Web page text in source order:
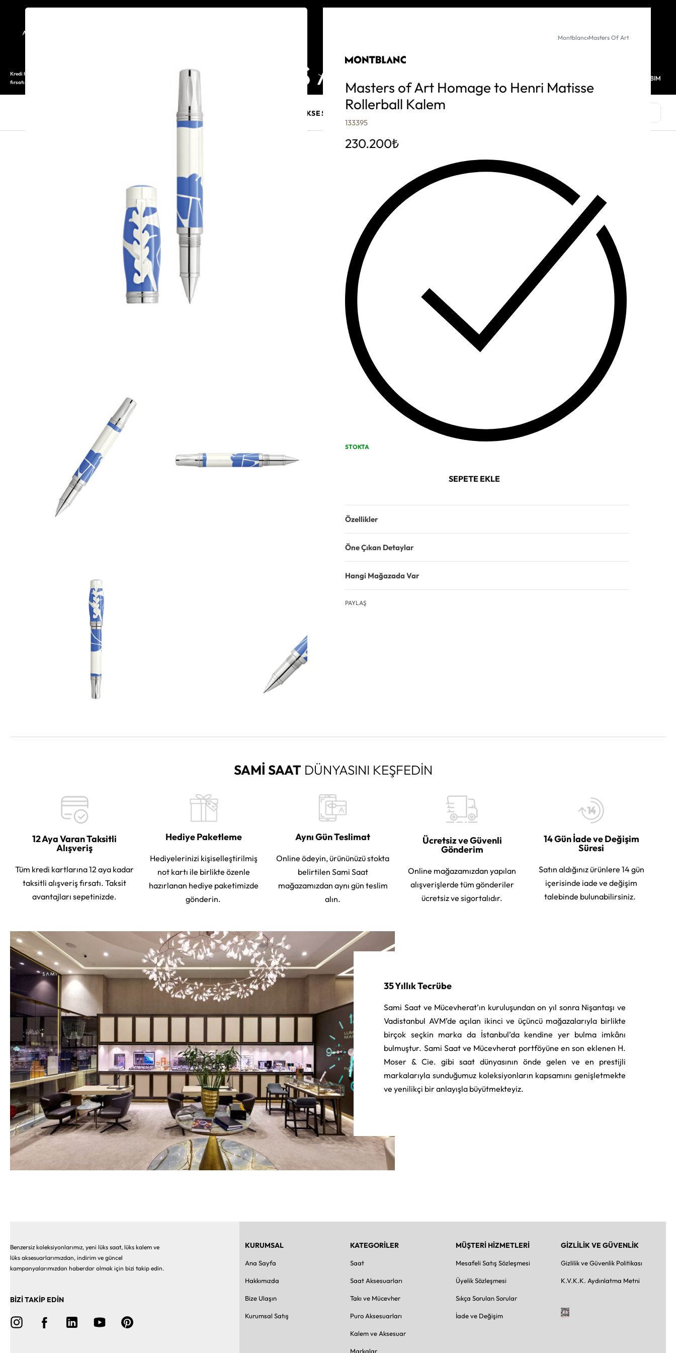
Kredi Kartı ile 12 aya varan taksitli alışveriş imkanı. Üstelik ilk 6 taksite %0 komisyon
fırsatı.
HESABIM
SAAT AKSESUARLARITAKI VE MÜCEVHER PURO AKSESUARLARI
Montblanc›Masters Of Art
Masters of Art Homage to Henri Matisse
Rollerball Kalem
133395
230.200₺
STOKTA
SEPETE EKLE
Özellikler
Öne Çıkan Detaylar
Hangi Mağazada Var
PAYLAŞ
SAMİ SAATDÜNYASINI KEŞFEDİN
12 Aya Varan Taksitli
Alışveriş
Tüm kredi kartlarına 12 aya kadar
taksitli alışveriş fırsatı. Taksit
avantajları sepetinizde.
Hediye Paketleme
Hediyelerinizi kişiselleştirilmiş
not kartı ile birlikte özenle
hazırlanan hediye paketimizde
gönderin.
Aynı Gün Teslimat
Online ödeyin, ürününüzü stokta
belirtilen Sami Saat
mağazamızdan aynı gün teslim
alın.
Ücretsiz ve Güvenli
Gönderim
Online mağazamızdan yapılan
alışverişlerde tüm gönderiler
ücretsiz ve sigortalıdır.
14 Gün İade ve Değişim
Süresi
Satın aldığınız ürünlere 14 gün
içerisinde iade ve değişim
talebinde bulunabilirsiniz.
35 Yıllık Tecrübe
Sami Saat ve Mücevherat’ın kuruluşundan on yıl sonra Nişantaşı ve
Vadistanbul AVM’de açılan ikinci ve üçüncü mağazalarıyla birlikte
birçok seçkin marka da İstanbul’da kendine yer bulma imkânı
bulmuştur. Sami Saat ve Mücevherat portföyüne en son eklenen H.
Moser & Cie. gibi saat dünyasının önde gelen ve en prestijli
markalarıyla sunduğumuz koleksiyonların kapsamını genişletmekte
ve yenilikçi bir anlayışla büyütmekteyiz.
Benzersiz koleksiyonlarımız, yeni lüks saat, lüks kalem ve
lüks aksesuarlarımızdan, indirim ve güncel
kampanyalarımızdan haberdar olmak için bizi takip edin.
BİZİ TAKİP EDİN
KURUMSAL
Ana Sayfa
Hakkımızda
Bize Ulaşın
Kurumsal Satış
KATEGORİLER
Saat
Saat Aksesuarları
Takı ve Mücevher
Puro Aksesuarları
Kalem ve Aksesuar
Markalar
MÜŞTERİ HİZMETLERİ
Mesafeli Satış Sözleşmesi
Üyelik Sözleşmesi
Sıkça Sorulan Sorular
İade ve Değişim
GİZLİLİK VE GÜVENLİK
Gizlilik ve Güvenlik Politikası
K.V.K.K. Aydınlatma Metni